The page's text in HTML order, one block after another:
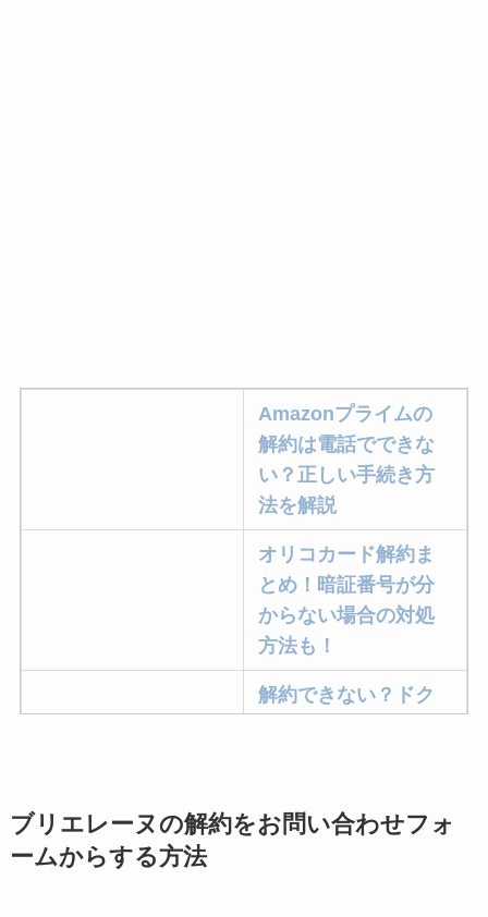
Amazonプライムの
解約は電話でできな
い？正しい手続き方
法を解説
オリコカード解約ま
とめ！暗証番号が分
からない場合の対処
方法も！
解約できない？ドク
解約方法まとめ！契
ブリエレーヌの解約をお問い合わせフォ
ームからする方法